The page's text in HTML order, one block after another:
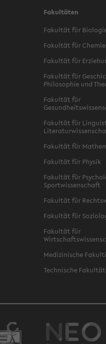
Fakultäten
Fakultät für
Fakultät für Chemie
Fakultät für
Fakultät für
Philosophie und
Fakultät für
Fakultät für
Fakultät für
Fakultät für Physik
Fakultät für
Sportwissenschaft
Fakultät für
Fakultät für
Fakultät für
Medizinische
Technische Fakultät